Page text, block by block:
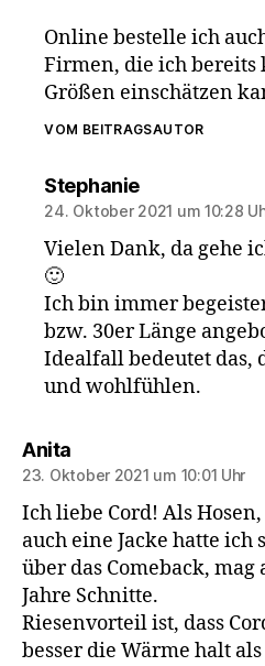
Online bestelle ich
Firmen, die ich bereits
Größen einschätzen
VOM BEITRAGSAUTOR
Stephaniesagt:
24. Oktober 2021 um 10:28
Vielen Dank, da gehe
🙂
Ich bin immer
bzw. 30er Länge
Idealfall bedeutet
und wohlfühlen.
Anitasagt:
23. Oktober 2021 um 10:01 Uhr
Ich liebe Cord! Als
auch eine Jacke hatte ich
über das Comeback,
Jahre Schnitte.
Riesenvorteil ist, dass
besser die Wärme halt als